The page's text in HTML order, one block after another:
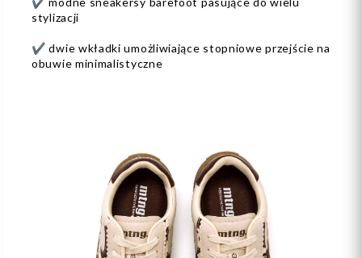
stylizacji
✔ dwie wkładki umożliwiające stopniowe przejście na
obuwie minimalistyczne